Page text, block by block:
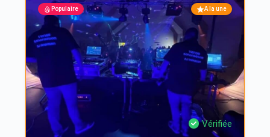
Populaire A la une
Vérifiée